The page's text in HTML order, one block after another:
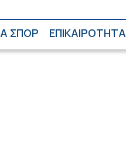
ΣΠΟΡ ΕΠΙΚΑΙΡΟΤΗΤΑ